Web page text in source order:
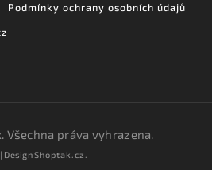
Podmínky ochrany osobních údajů
. Všechna práva vyhrazena.
| DesignShoptak.cz.